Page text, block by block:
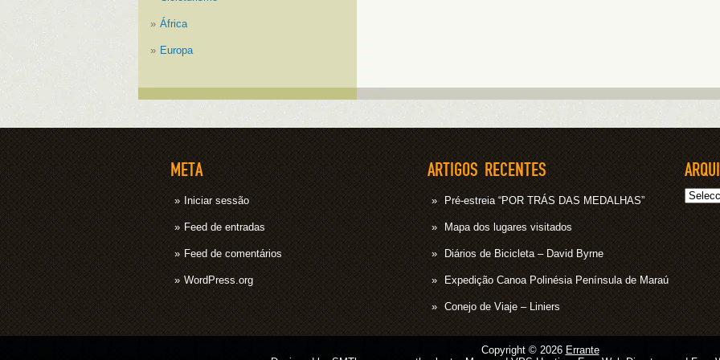
África
Europa
META
Iniciar sessão
Feed de entradas
Feed de comentários
WordPress.org
ARTIGOS RECENTES
Pré-estreia “POR TRÁS DAS MEDALHAS”
Mapa dos lugares visitados
Diários de Bicicleta – David Byrne
Expedição Canoa Polinésia Península de Maraú
Conejo de Viaje – Liniers
Arquivo
Copyright © 2026 Errante